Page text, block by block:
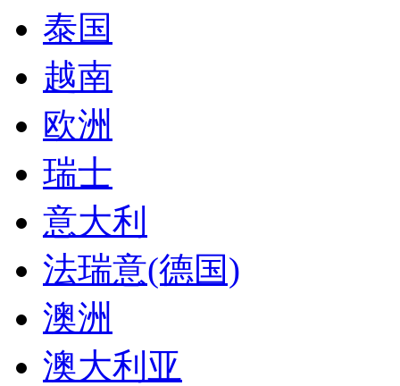
泰国
越南
欧洲
瑞士
意大利
法瑞意(德国)
澳洲
澳大利亚